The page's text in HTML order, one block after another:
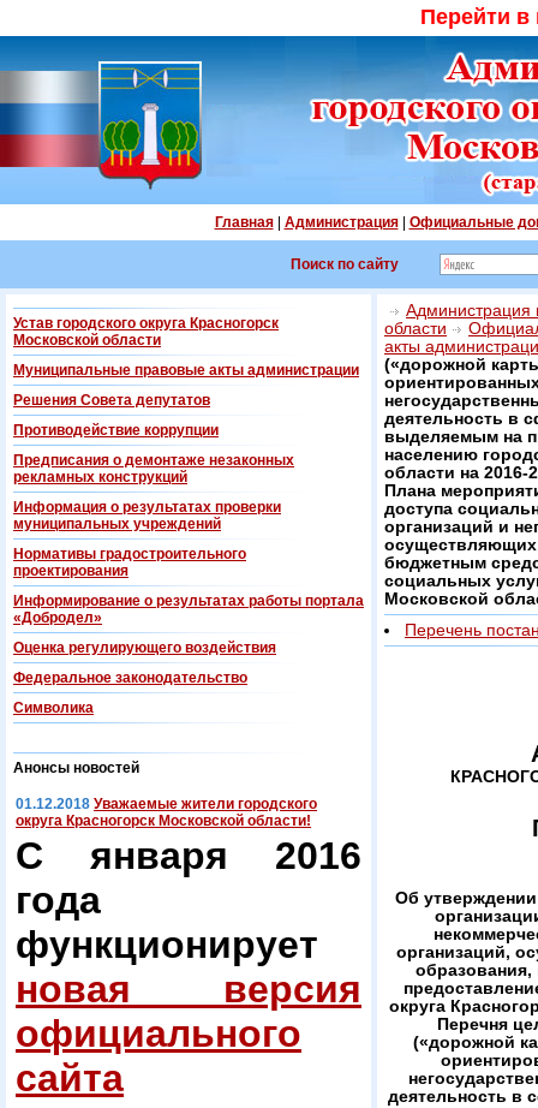
Перейти
Главная| Администрация| Официальные
Поиск по сайту
Устав городского округа Красногорск
Московской области
Муниципальные правовые акты администрации
Решения Совета депутатов
Противодействие коррупции
Предписания о демонтаже незаконных
рекламных конструкций
Информация о результатах проверки
муниципальных учреждений
Нормативы градостроительного
проектирования
Информирование о результатах работы портала
«Добродел»
Оценка регулирующего воздействия
Федеральнoe законодательство
Символика
Анонсы новостей
01.12.2018 Уважаемые жители городского
округа Красногорск Московской области!
С января 2016
года
функционирует
новая версия
официального
сайта
Администрация
области
акты
(«дорожной
деятельность в
выделяемым на
населению
области на 2016-
Плана
доступа
организаций и
осуществляющих
бюджетным
социальных
Московской
Перечень
Об
организаций,
округа
Перечня
(«дорожной
деятельность в